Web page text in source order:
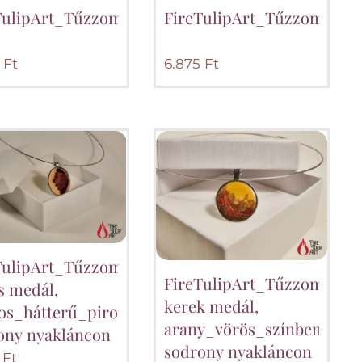
Ft 6.875 Ft
medál,
nyakláncon
Ft
FireTulipArt_Tűzzománc
kerek medál,
arany_vörös_színben,
sodrony nyakláncon